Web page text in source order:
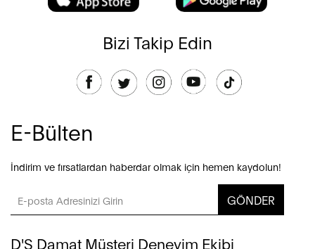
Bizi Takip Edin
E-Bülten
İndirim ve fırsatlardan haberdar olmak için hemen kaydolun!
GÖNDER
D'S Damat Müşteri Deneyim Ekibi